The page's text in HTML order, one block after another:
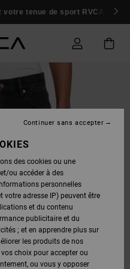
votre tenue de sport RVCA
des cookies ou une
ou accéder à des
personnelles
adresse IP) peuvent être
et du contenu
publicitaire et du
; et en apprendre plus sur
les produits de nos
choix pour accepter ou
ou vous y opposer
Continuer sans accepter